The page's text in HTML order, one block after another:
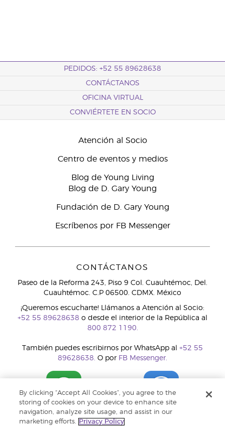
PEDIDOS: +52 55 89628638
CONTÁCTANOS
OFICINA VIRTUAL
CONVIÉRTETE EN SOCIO
Atención al Socio
Centro de eventos y medios
Blog de Young Living
Blog de D. Gary Young
Fundación de D. Gary Young
Escríbenos por FB Messenger
CONTÁCTANOS
Paseo de la Reforma 243, Piso 9 Col. Cuauhtémoc, Del.
Cuauhtémoc. C.P 06500. CDMX. México
¡Queremos escucharte! Llámanos a Atención al Socio:
+52 55 89628638 o desde el interior de la República al
800 872 1190.
También puedes escribirnos por WhatsApp al +52 55
89628638. O por FB Messenger.
By clicking “Accept All Cookies”, you agree to the
storing of cookies on your device to enhance site
navigation, analyze site usage, and assist in our
marketing efforts.
Privacy Policy